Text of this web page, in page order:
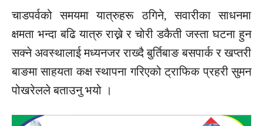
चाडपर्वको समयमा यात्रुहरू ठगिने, सवारीका साधनमा
क्षमता भन्दा बढि यात्रु राख्ने र चोरी डकैती जस्ता घटना हुन
सक्ने अवस्थालाई मध्यनजर राख्दै बुर्तिबाङ बसपार्क रखप्तरी
बाङमासाहयता कक्ष स्थापना गरिएको ट्राफिक प्रहरी सुमन
पोखरेलले बताउनु भयो ।